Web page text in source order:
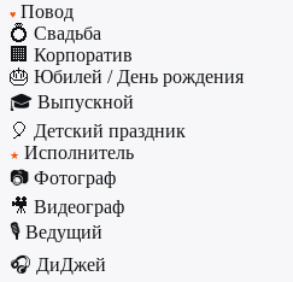
♥ Повод
💍 Свадьба
🏢 Корпоратив
🎂 Юбилей / День рождения
🎓 Выпускной
🎈 Детский праздник
★ Исполнитель
📷 Фотограф
🎥 Видеограф
🎙️ Ведущий
🎧 ДиДжей